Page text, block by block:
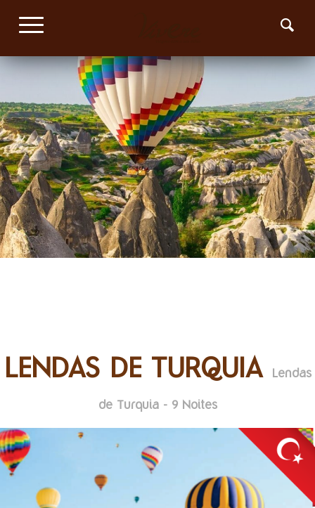
LENDAS DE TURQUIA Lendas
de Turquia - 9 Noites